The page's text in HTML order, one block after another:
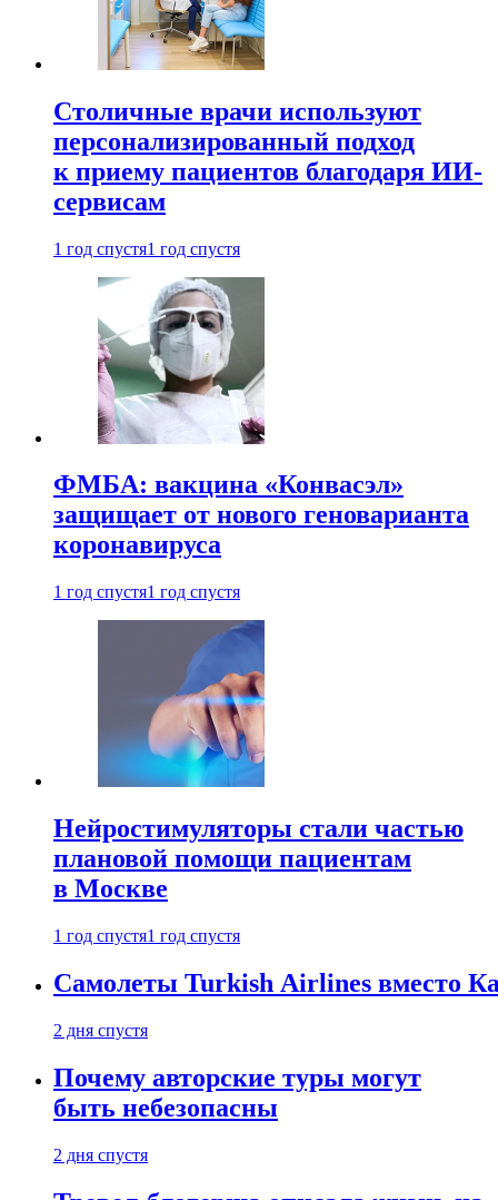
Столичные врачи используют
персонализированный подход
к приему пациентов благодаря ИИ-
сервисам
1 год спустя1 год спустя
ФМБА: вакцина «Конвасэл»
защищает от нового геноварианта
коронавируса
1 год спустя1 год спустя
Нейростимуляторы стали частью
плановой помощи пациентам
в Москве
1 год спустя1 год спустя
Самолеты Turkish Airlines вместо
2 дня спустя
Почему авторские туры могут
быть небезопасны
2 дня спустя